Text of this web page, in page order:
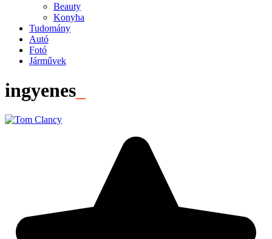
Beauty
Konyha
Tudomány
Autó
Fotó
Járművek
ingyenes